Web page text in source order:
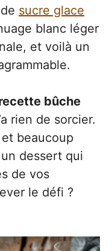
sucre glace
blanc léger
et voilà un
bûche
rien de sorcier.
beaucoup
dessert qui
de vos
le défi ?